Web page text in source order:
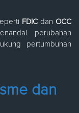
FDICdan OCC
perubahan
pertumbuhan
dan